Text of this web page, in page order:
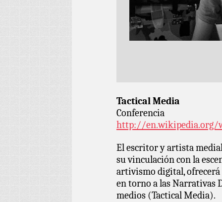
Tactical Media
Conferencia
http://en.wikipedia.org/
El escritor y artista
su vinculación con la
artivismo digital, ofrecerá
en torno a las Narrativas
medios (Tactical Media).